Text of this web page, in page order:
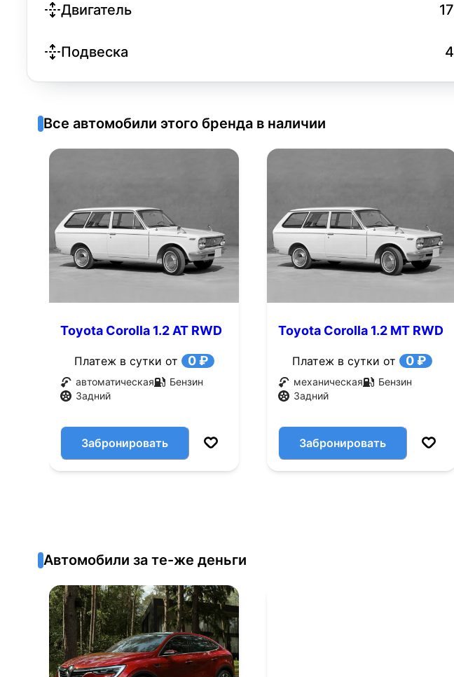
Двигатель 17
Подвеска 4
Все автомобили этого бренда в наличии
Toyota Corolla 1.2 AT RWD
Платеж в сутки от 0 ₽
автоматическая
Бензин
Задний
Забронировать
Toyota Corolla 1.2 MT RWD
Платеж в сутки от 0 ₽
механическая
Бензин
Задний
Забронировать
Автомобили за те-же деньги